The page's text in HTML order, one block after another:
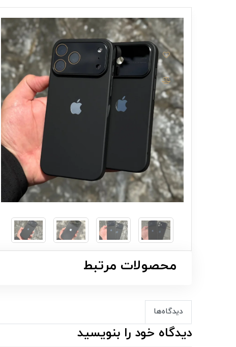
محصولات مرتبط
دیدگاه‌ها
دیدگاه خود را بنویسید